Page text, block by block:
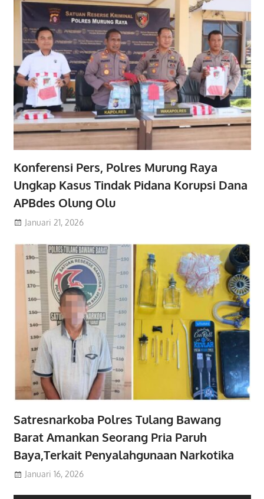
Konferensi Pers, Polres Murung Raya
Ungkap Kasus Tindak Pidana Korupsi Dana
APBdes Olung Olu
Januari 21, 2026
Satresnarkoba Polres Tulang Bawang
Barat Amankan Seorang Pria Paruh
Baya,Terkait Penyalahgunaan Narkotika
Januari 16, 2026